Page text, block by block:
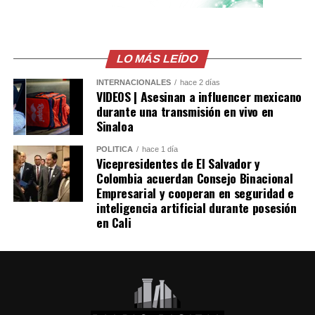
LO MÁS LEÍDO
INTERNACIONALES hace 2 días
VIDEOS | Asesinan a influencer mexicano
durante una transmisión en vivo en
Sinaloa
POLÍTICA hace 1 día
Vicepresidentes de El Salvador y
Colombia acuerdan Consejo Binacional
Empresarial y cooperan en seguridad e
inteligencia artificial durante posesión
en Cali